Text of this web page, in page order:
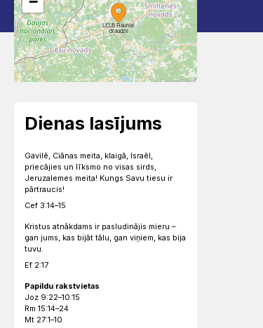
LELB Raunas
draudze
Dienas lasījums
Gavilē, Ciānas meita, klaigā, Israēl,
priecājies un līksmo no visas sirds,
Jeruzalemes meita! Kungs Savu tiesu ir
pārtraucis!
Cef 3:14–15
Kristus atnākdams ir pasludinājis mieru –
gan jums, kas bijāt tālu, gan viņiem, kas bija
tuvu.
Ef 2:17
Papildu rakstvietas
Joz 9:22–10:15
Rm 15:14–24
Mt 27:1–10